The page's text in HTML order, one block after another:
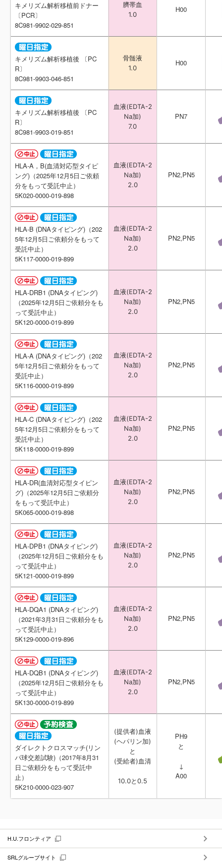
キメリズム解析移植前ドナー
〔PCR〕
8C981-9902-029-851
臍帯血
1.0
H00
キメリズム解析移植後 〔PC
R〕
8C981-9903-046-851
骨髄液
1.0
H00
キメリズム解析移植後 〔PC
R〕
8C981-9903-019-851
血液(EDTA-2
Na加)
7.0
PN7
HLA-A，B(血清対応型タイピ
ング)（2025年12月5日ご依頼
分をもって受託中止）
5K020-0000-019-898
血液(EDTA-2
Na加)
2.0
PN2,PN5
HLA-B (DNAタイピング)（202
5年12月5日ご依頼分をもって
受託中止）
5K117-0000-019-899
血液(EDTA-2
Na加)
2.0
PN2,PN5
HLA-DRB1 (DNAタイピング)
（2025年12月5日ご依頼分をも
って受託中止）
5K120-0000-019-899
血液(EDTA-2
Na加)
2.0
PN2,PN5
HLA-A (DNAタイピング)（202
5年12月5日ご依頼分をもって
受託中止）
5K116-0000-019-899
血液(EDTA-2
Na加)
2.0
PN2,PN5
HLA-C (DNAタイピング)（202
5年12月5日ご依頼分をもって
受託中止）
5K118-0000-019-899
血液(EDTA-2
Na加)
2.0
PN2,PN5
HLA-DR(血清対応型タイピン
グ)（2025年12月5日ご依頼分
をもって受託中止）
5K065-0000-019-898
血液(EDTA-2
Na加)
2.0
PN2,PN5
HLA-DPB1 (DNAタイピング)
（2025年12月5日ご依頼分をも
って受託中止）
5K121-0000-019-899
血液(EDTA-2
Na加)
2.0
PN2,PN5
HLA-DQA1 (DNAタイピング)
（2021年3月31日ご依頼分をも
って受託中止）
5K129-0000-019-896
血液(EDTA-2
Na加)
2.0
PN2,PN5
HLA-DQB1 (DNAタイピング)
（2025年12月5日ご依頼分をも
って受託中止）
5K130-0000-019-899
血液(EDTA-2
Na加)
2.0
PN2,PN5
ダイレクトクロスマッチ(リン
パ球交差試験)（2017年8月31
日ご依頼分をもって受託中
止）
5K210-0000-023-907
(提供者) 血液
(ヘパリン加)
と
(受給者) 血清
10.0 と 0.5
PH9
と
↓
A00
キメリズム解析移植前ドナー
〔PCR〕
8C981-9902-029-851
臍帯血
1.0
H00
キメリズム解析移植後 〔PC
R〕
8C981-9903-046-851
骨髄液
1.0
H00
キメリズム解析移植後 〔PC
R〕
8C981-9903-019-851
血液(EDTA-2
Na加)
7.0
PN7
HLA-A，B(血清対応型タイピ
ング)（2025年12月5日ご依頼
分をもって受託中止）
5K020-0000-019-898
血液(EDTA-2
Na加)
2.0
PN2,PN5
HLA-B (DNAタイピング)（202
5年12月5日ご依頼分をもって
受託中止）
5K117-0000-019-899
血液(EDTA-2
Na加)
2.0
PN2,PN5
HLA-DRB1 (DNAタイピング)
（2025年12月5日ご依頼分をも
って受託中止）
5K120-0000-019-899
血液(EDTA-2
Na加)
2.0
PN2,PN5
HLA-A (DNAタイピング)（202
5年12月5日ご依頼分をもって
受託中止）
5K116-0000-019-899
血液(EDTA-2
Na加)
2.0
PN2,PN5
HLA-C (DNAタイピング)（202
5年12月5日ご依頼分をもって
受託中止）
5K118-0000-019-899
血液(EDTA-2
Na加)
2.0
PN2,PN5
HLA-DR(血清対応型タイピン
グ)（2025年12月5日ご依頼分
をもって受託中止）
5K065-0000-019-898
血液(EDTA-2
Na加)
2.0
PN2,PN5
HLA-DPB1 (DNAタイピング)
（2025年12月5日ご依頼分をも
って受託中止）
5K121-0000-019-899
血液(EDTA-2
Na加)
2.0
PN2,PN5
HLA-DQA1 (DNAタイピング)
（2021年3月31日ご依頼分をも
って受託中止）
5K129-0000-019-896
血液(EDTA-2
Na加)
2.0
PN2,PN5
HLA-DQB1 (DNAタイピング)
（2025年12月5日ご依頼分をも
って受託中止）
5K130-0000-019-899
血液(EDTA-2
Na加)
2.0
PN2,PN5
ダイレクトクロスマッチ(リン
パ球交差試験)（2017年8月31
日ご依頼分をもって受託中
止）
5K210-0000-023-907
(提供者) 血液
(ヘパリン加)
と
(受給者) 血清
10.0 と 0.5
PH9
と
↓
A00
H.U.フロンティア
SRLグループサイト